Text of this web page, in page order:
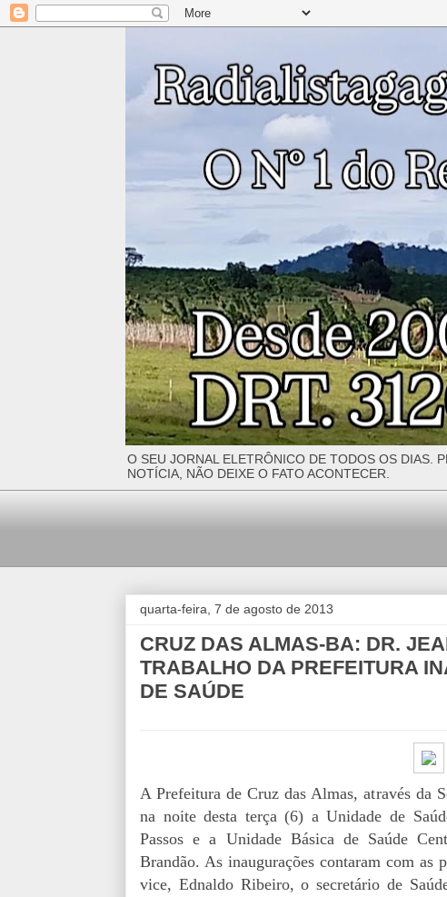
O SEU JORNAL ELETRÔNICO DE TODOS OS DIAS.
NOTÍCIA, NÃO DEIXE O FATO ACONTECER.
quarta-feira, 7 de agosto de 2013
CRUZ DAS ALMAS-BA: DR.
TRABALHO DA PREFEITURA
DE SAÚDE
A Prefeitura de Cruz das Almas, através da
na noite desta terça (6) a Unidade de
Passos e a Unidade Básica de Saúde
Brandão. As inaugurações contaram com as
vice, Ednaldo Ribeiro, o secretário de